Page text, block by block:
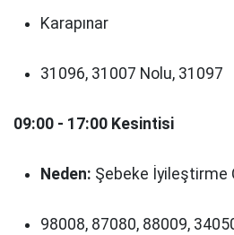
Karapınar
31096, 31007 Nolu, 31097
09:00 - 17:00 Kesintisi
Neden: Şebeke İyileştirme
98008, 87080, 88009,